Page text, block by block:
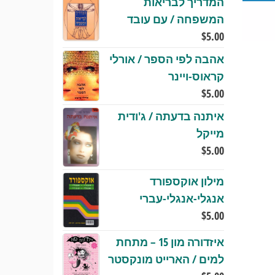
המשפחה / עם עובד
$5.00
אהבה לפי הספר / אורלי
קראוס-ויינר
$5.00
איתנה בדעתה / ג'ודית
מייקל
$5.00
מילון אוקספורד
אנגלי-אנגלי-עברי
$5.00
איזדורה מון 15 – מתחת
למים / הארייט מונקסטר